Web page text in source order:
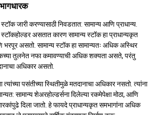
जारी करण्यासाठी निवडतात: सामान्य आणि प्राधान्य.
असतात कारण सामान्य स्टॉक हा प्राधान्यकृत
भरपूर असतो. सामान्य स्टॉक हा सामान्यतः अधिक अस्थिर
तुलनेत नफा कमावण्याची अधिक शक्यता असते, परंतु
अधिकार असतो.
त्यांच्या पसंतीच्या स्थितीमुळे मतदानाचा अधिकार नसतो. त्यांना
सामान्य शेअरहोल्डर्सना दिलेल्या रकमेपेक्षा मोठा, आणि
दिला जातो. हे फायदे प्राधान्यकृत समभागांना अधिक